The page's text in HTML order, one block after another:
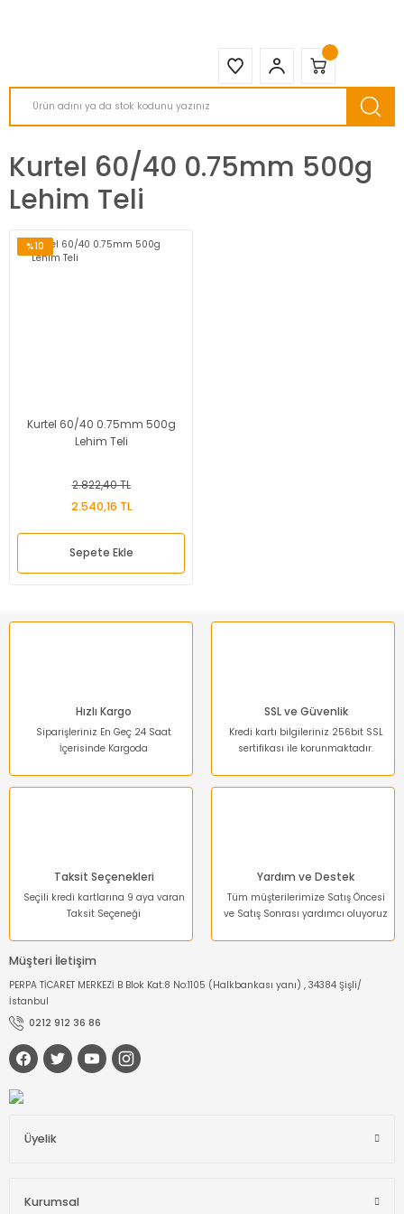
Kurtel 60/40 0.75mm 500g
Lehim Teli
%10
Kurtel 60/40 0.75mm 500g
Lehim Teli
2.822,40 TL
2.540,16 TL
Sepete Ekle
Hızlı Kargo
Siparişleriniz En Geç 24 Saat
İçerisinde Kargoda
SSL ve Güvenlik
Kredi kartı bilgileriniz 256bit SSL
sertifikası ile korunmaktadır.
Taksit Seçenekleri
Seçili kredi kartlarına 9 aya varan
Taksit Seçeneği
Yardım ve Destek
Tüm müşterilerimize Satış Öncesi
ve Satış Sonrası yardımcı oluyoruz
Müşteri İletişim
PERPA TİCARET MERKEZİ B Blok Kat:8 No:1105 (Halkbankası yanı) , 34384 Şişli/
İstanbul
0212 912 36 86
Üyelik
Kurumsal